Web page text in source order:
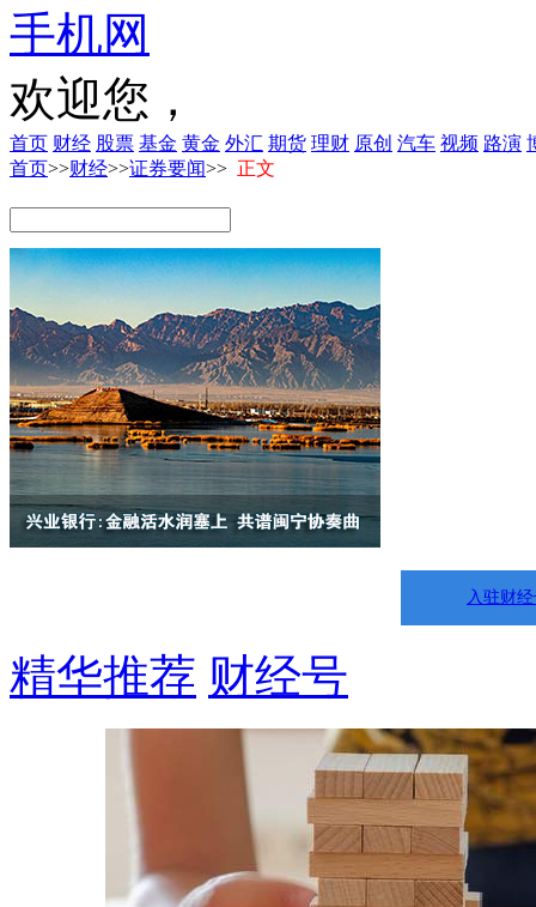
手机网
欢迎您，
首页 财经 股票 基金 黄金 外汇 期货 理财 原创 汽车 视频 路演
首页>>财经>>证券要闻>> 正文
入驻财
精华推荐 财经号